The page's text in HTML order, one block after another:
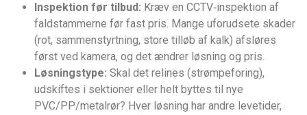
Inspektion før tilbud: Kræv en CCTV‑inspektion af
faldstammerne før fast pris. Mange uforudsete skader
(rot, sammenstyrtning, store tilløb af kalk) afsløres
først ved kamera, og det ændrer løsning og pris.
Løsningstype: Skal det relines (strømpeforing),
udskiftes i sektioner eller helt byttes til nye
PVC/PP/metalrør? Hver løsning har andre levetider,